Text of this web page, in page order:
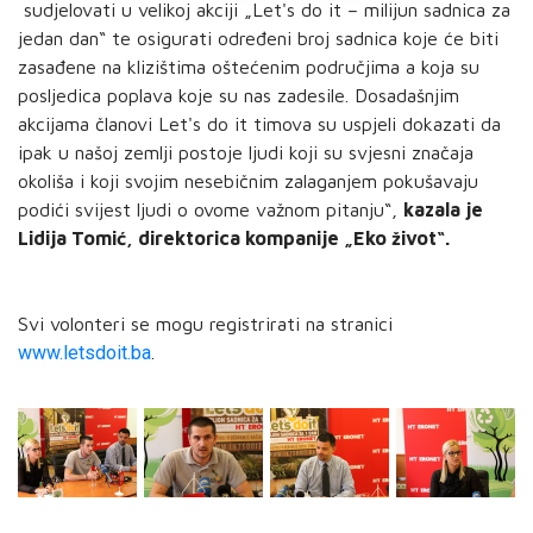
sudjelovati u velikoj akciji „Let's do it – milijun sadnica za
jedan dan“ te osigurati određeni broj sadnica koje će biti
zasađene na klizištima oštećenim područjima a koja su
posljedica poplava koje su nas zadesile. Dosadašnjim
akcijama članovi Let's do it timova su uspjeli dokazati da
ipak u našoj zemlji postoje ljudi koji su svjesni značaja
okoliša i koji svojim nesebičnim zalaganjem pokušavaju
podići svijest ljudi o ovome važnom pitanju“, kazala je
Lidija Tomić, direktorica kompanije „Eko život“.
Svi volonteri se mogu registrirati na stranici
www.letsdoit.ba